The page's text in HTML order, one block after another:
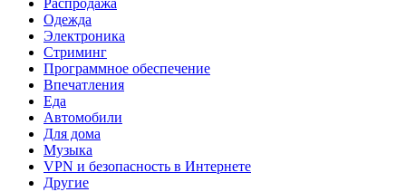
Распродажа
Одежда
Электроника
Стриминг
Программное обеспечение
Впечатления
Еда
Автомобили
Для дома
Музыка
VPN и безопасность в Интернете
Другие